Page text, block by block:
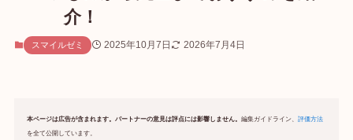
介！
スマイルゼミ 2025年10月7日 2026年7月4日
本ページは広告が含まれます。パートナーの意見は評点には影響しません。 編集ガイドライン、 評価方法
を全て公開しています。